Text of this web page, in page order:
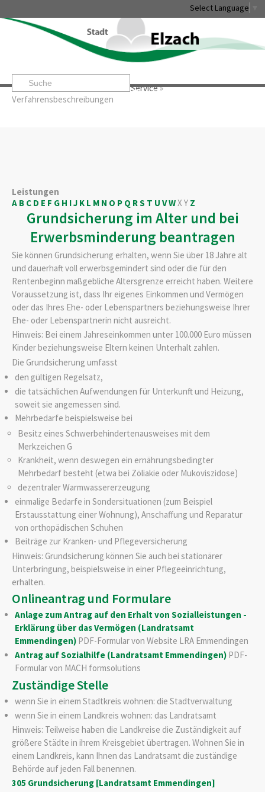
Select Language
Startseite» »Service»
Verfahrensbeschreibungen
Leben & Erleben Rathaus & Service
Leistungen
A B C D E F G H IJ K L M N O P Q RS T U VWXY Z
Grundsicherung im Alter und bei
Erwerbsminderung beantragen
Sie können Grundsicherung erhalten, wenn Sie über 18 Jahre alt
und dauerhaft voll erwerbsgemindert sind oder die für den
Rentenbeginn maßgebliche Altersgrenze erreicht haben. Weitere
Voraussetzung ist, dass Ihr eigenes Einkommen und Vermögen
oder das Ihres Ehe- oder Lebenspartners beziehungsweise Ihrer
Ehe- oder Lebenspartnerin nicht ausreicht.
Hinweis: Bei einem Jahreseinkommen unter 100.000 Euro müssen
Kinder beziehungsweise Eltern keinen Unterhalt zahlen.
Die Grundsicherung umfasst
den gültigen Regelsatz,
die tatsächlichen Aufwendungen für Unterkunft und Heizung,
soweit sie angemessen sind.
Mehrbedarfe beispielsweise bei
Besitz eines Schwerbehindertenausweises mit dem
Merkzeichen G
Krankheit, wenn deswegen ein ernährungsbedingter
Mehrbedarf besteht (etwa bei Zöliakie oder Mukoviszidose)
dezentraler Warmwassererzeugung
einmalige Bedarfe in Sondersituationen (zum Beispiel
Erstausstattung einer Wohnung), Anschaffung und Reparatur
von orthopädischen Schuhen
Beiträge zur Kranken- und Pflegeversicherung
Hinweis: Grundsicherung können Sie auch bei stationärer
Unterbringung, beispielsweise in einer Pflegeeinrichtung,
erhalten.
Onlineantrag und Formulare
Anlage zum Antrag auf den Erhalt von Sozialleistungen -
Erklärung über das Vermögen (Landratsamt
Emmendingen) PDF-Formular von Website LRA Emmendingen
Antrag auf Sozialhilfe (Landratsamt Emmendingen) PDF-
Formular von MACH formsolutions
Zuständige Stelle
wenn Sie in einem Stadtkreis wohnen: die Stadtverwaltung
wenn Sie in einem Landkreis wohnen: das Landratsamt
Hinweis: Teilweise haben die Landkreise die Zuständigkeit auf
größere Städte in ihrem Kreisgebiet übertragen. Wohnen Sie in
einem Landkreis, kann Ihnen das Landratsamt die zuständige
Behörde auf jeden Fall benennen.
305 Grundsicherung [Landratsamt Emmendingen]